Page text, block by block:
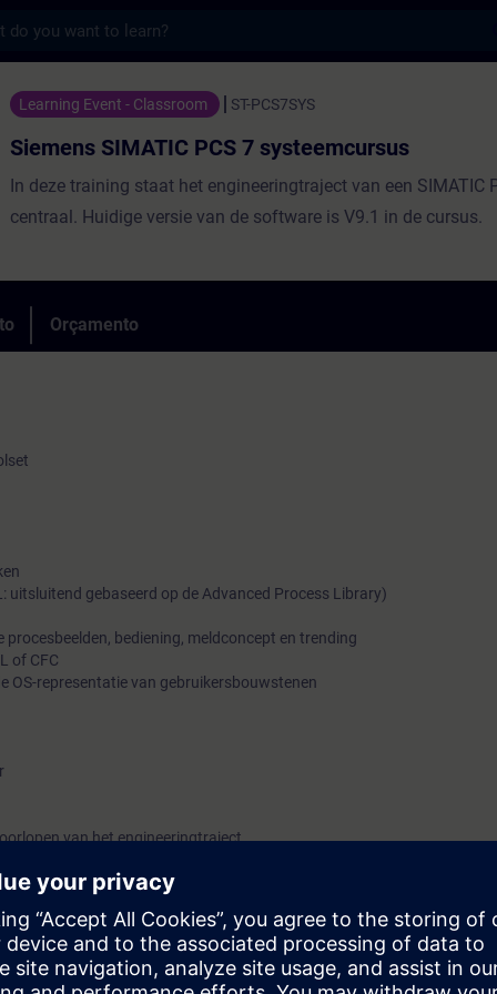
PCS 7 systeemcursus -
Learning Event - Classroom ST-PCS7SYS
Siemens SIMATIC PCS 7 systeemcursus
In deze training staat het engineeringtraject van een SIMATIC
centraal. Huidige versie van de software is V9.1 in de cursus.
Orçamento
uitsluitend gebaseerd op de Advanced Process Library)
bediening, meldconcept en trending
of CFC
OS-representatie van gebruikersbouwstenen
van het engineeringtraject
van een SIMATIC PCS 7 project centraal.
de hardware- als software engineering worden uitgevoerd met behulp
de op te bouwen applicatie in de originele SIMATIC PCS 7 hardware,